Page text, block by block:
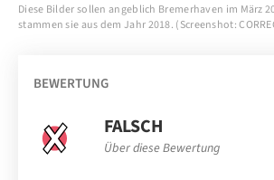
Diese Bilder sollen angeblich Bremerhaven im März
stammen sie aus dem Jahr 2018. (Screenshot:
BEWERTUNG
FALSCH
Über diese Bewertung